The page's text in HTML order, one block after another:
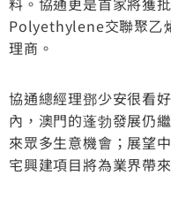
Polyethylene交聯聚乙
理商。
協通總經理鄧少安很看
內，澳門的蓬勃發展仍
來眾多生意機會；展望
宅興建項目將為業界帶